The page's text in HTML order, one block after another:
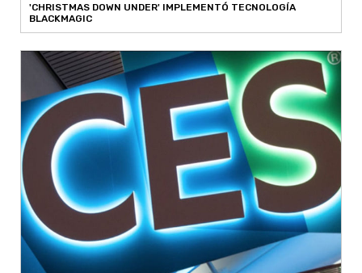
'CHRISTMAS DOWN UNDER' IMPLEMENTÓ TECNOLOGÍA
BLACKMAGIC